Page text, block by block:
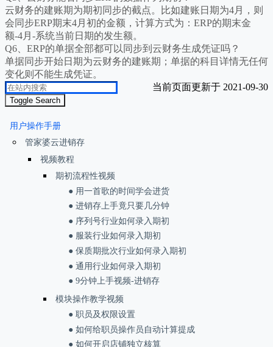
云财务的建账期为期初同步的截点。比如建账日期为4月，则
会同步ERP期末4月初的金额，计算方式为：ERP的期末金
额-4月-系统当前日期的发生额。
Q6、ERP的单据全部都可以同步到云财务生成凭证吗？
单据同步开始日期为云财务的建账期；单据的科目详情无任何
变化则不能生成凭证。
当前页面更新于 2021-09-30
Toggle Search
用户操作手册
管家婆云进销存
视频教程
期初流程性视频
● 用一首歌的时间学会进货
● 进销存上手竟只要几分钟
● 序列号行业如何录入期初
● 服装行业如何录入期初
● 保质期批次行业如何录入期初
● 通用行业如何录入期初
● 9分钟上手视频-进销存
模块操作教学视频
● 职员及权限设置
● 如何给职员操作员自动计算提成
● 如何开启店铺独立核算